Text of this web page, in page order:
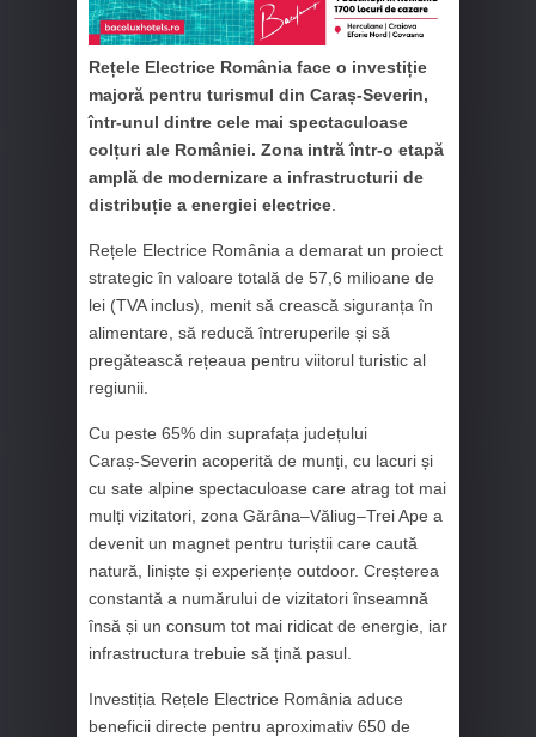
Rețele Electrice România face o investiție
majoră pentru turismul din Caraș‑Severin,
într-unul dintre cele mai spectaculoase
colțuri ale României. Zona intră într-o etapă
amplă de modernizare a infrastructurii de
distribuție a energiei electrice
Rețele Electrice România a demarat un proiect
strategic în valoare totală de 57,6 milioane de
lei (TVA inclus), menit să crească siguranța în
alimentare, să reducă întreruperile și să
pregătească rețeaua pentru viitorul turistic al
regiunii.
Cu peste 65% din suprafața județului
Caraș‑Severin acoperită de munți, cu lacuri și
cu sate alpine spectaculoase care atrag tot mai
mulți vizitatori, zona Gărâna–Văliug–Trei Ape a
devenit un magnet pentru turiștii care caută
natură, liniște și experiențe outdoor. Creșterea
constantă a numărului de vizitatori înseamnă
însă și un consum tot mai ridicat de energie, iar
infrastructura trebuie să țină pasul.
Investiția Rețele Electrice România aduce
beneficii directe pentru aproximativ 650 de